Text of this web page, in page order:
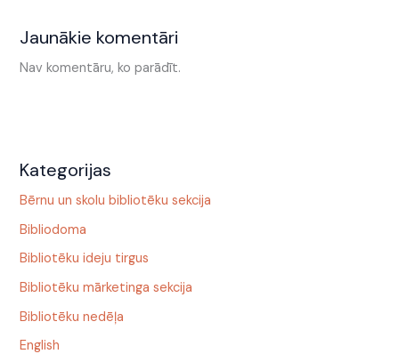
Jaunākie komentāri
Nav komentāru, ko parādīt.
Kategorijas
Bērnu un skolu bibliotēku sekcija
Bibliodoma
Bibliotēku ideju tirgus
Bibliotēku mārketinga sekcija
Bibliotēku nedēļa
English